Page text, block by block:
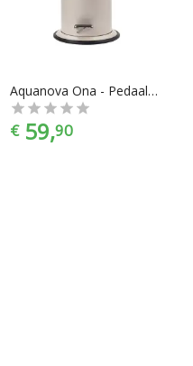
Aquanova Ona - Pedaalemmer - 3 liter - Sorbet
€ 59,90